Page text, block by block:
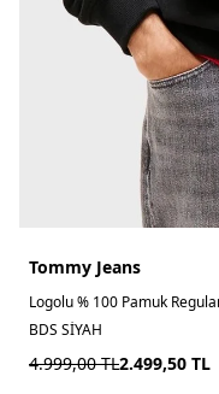
Tommy Jeans
Logolu % 100 Pamuk
BDS SİYAH
4.999,00TL2.499,50 TL